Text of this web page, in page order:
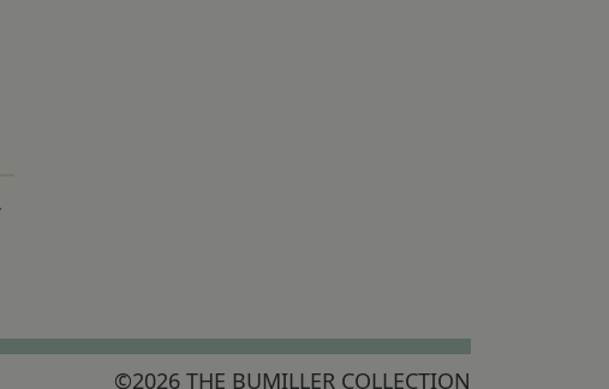
©2026 THE BUMILLER COLLECTION